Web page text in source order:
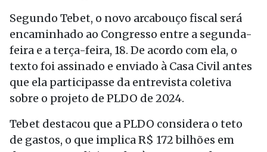
Segundo Tebet, o novo arcabouço fiscal será
encaminhado ao Congresso entre a segunda-
feira e a terça-feira, 18. De acordo com ela, o
texto foi assinado e enviado à Casa Civil antes
que ela participasse da entrevista coletiva
sobre o projeto de PLDO de 2024.
Tebet destacou que a PLDO considera o teto
de gastos, o que implica R$ 172 bilhões em